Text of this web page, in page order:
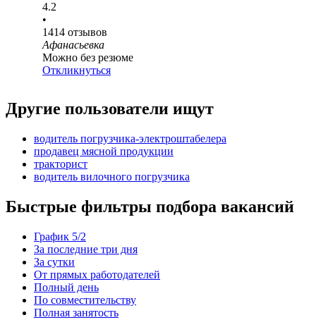
4.2
•
1414 отзывов
Афанасьевка
Можно без резюме
Откликнуться
Другие пользователи ищут
водитель погрузчика-электроштабелера
продавец мясной продукции
тракторист
водитель вилочного погрузчика
Быстрые фильтры подбора вакансий
График 5/2
За последние три дня
За сутки
От прямых работодателей
Полный день
По совместительству
Полная занятость